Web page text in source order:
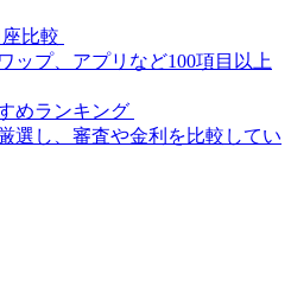
比較
ップ、アプリなど100項目以上
めランキング
選し、審査や金利を比較してい